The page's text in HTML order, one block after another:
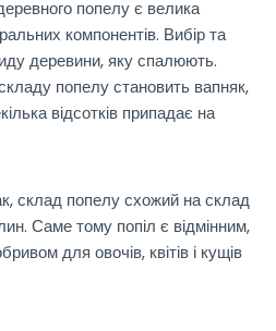
попелу є велика
компонентів. Вибір та
деревини, яку спалюють.
попелу становить вапняк,
відсотків припадає на
склад попелу схожий на склад
Саме тому попіл є відмінним,
для овочів, квітів і кущів